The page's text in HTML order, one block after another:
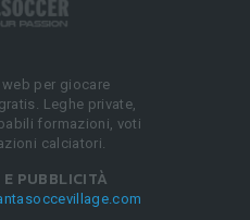
per giocare
Leghe private,
formazioni, voti
calciatori.
PUBBLICITÀ